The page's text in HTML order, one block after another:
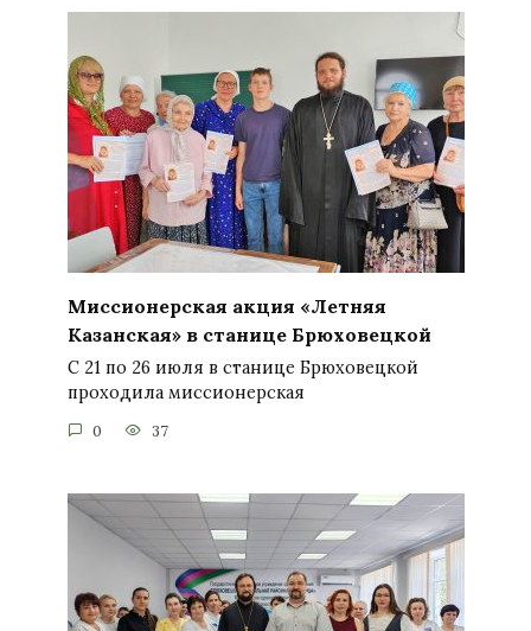
Миссионерская акция «Летняя
Казанская» в станице Брюховецкой
С 21 по 26 июля в станице Брюховецкой
проходила миссионерская
0 37